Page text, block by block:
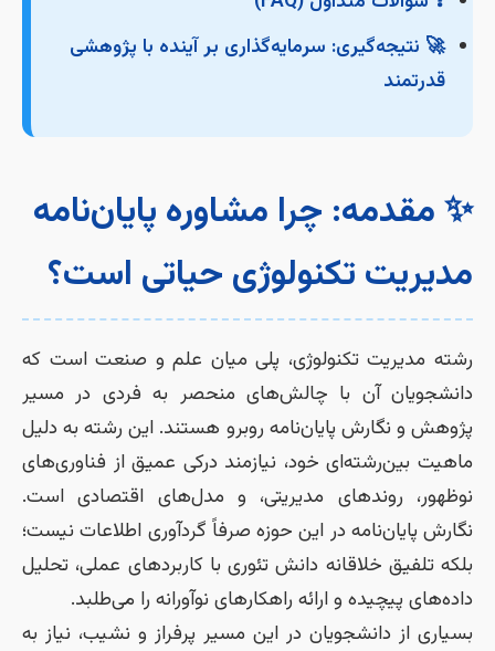
🚀 نتیجه‌گیری: سرمایه‌گذاری بر آینده با پژوهشی
قدرتمند
✨ مقدمه: چرا مشاوره پایان‌نامه
مدیریت تکنولوژی حیاتی است؟
رشته مدیریت تکنولوژی، پلی میان علم و صنعت است که
دانشجویان آن با چالش‌های منحصر به فردی در مسیر
پژوهش و نگارش پایان‌نامه روبرو هستند. این رشته به دلیل
ماهیت بین‌رشته‌ای خود، نیازمند درکی عمیق از فناوری‌های
نوظهور، روندهای مدیریتی، و مدل‌های اقتصادی است.
نگارش پایان‌نامه در این حوزه صرفاً گردآوری اطلاعات نیست؛
بلکه تلفیق خلاقانه دانش تئوری با کاربردهای عملی، تحلیل
داده‌های پیچیده و ارائه راهکارهای نوآورانه را می‌طلبد.
بسیاری از دانشجویان در این مسیر پرفراز و نشیب، نیاز به